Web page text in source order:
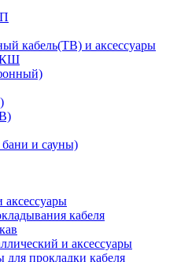
кабель(ТВ) и аксессуары
и сауны)
аксессуары
кабеля
и аксессуары
для прокладки кабеля